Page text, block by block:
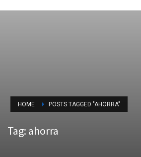
HOME POSTS TAGGED "AHORRA"
Tag: ahorra